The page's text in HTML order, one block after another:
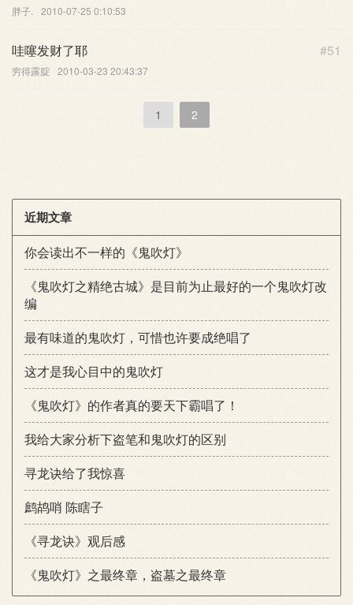
胖子. 2010-07-25 0:10:53
#51
哇噻发财了耶
穷得露腚 2010-03-23 20:43:37
1 2
近期文章
你会读出不一样的《鬼吹灯》
《鬼吹灯之精绝古城》是目前为止最好的一个鬼吹灯改
编
最有味道的鬼吹灯，可惜也许要成绝唱了
这才是我心目中的鬼吹灯
《鬼吹灯》的作者真的要天下霸唱了！
我给大家分析下盗笔和鬼吹灯的区别
寻龙诀给了我惊喜
鹧鸪哨 陈瞎子
《寻龙诀》观后感
《鬼吹灯》之最终章，盗墓之最终章